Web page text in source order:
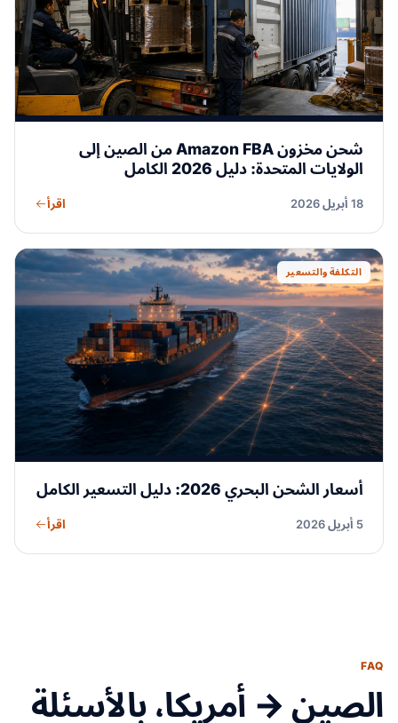
شحن مخزون Amazon FBA من الصين إلى
الولايات المتحدة: دليل 2026 الكامل
18 أبريل 2026 اقرأ
التكلفة والتسعير
أسعار الشحن البحري 2026: دليل التسعير الكامل
5 أبريل 2026 اقرأ
FAQ
الصين → أمريكا، بالأسئلة